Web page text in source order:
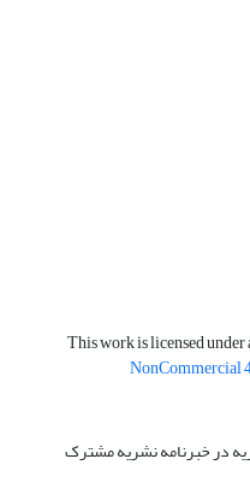
This work is licensed under
NonCommercial
در خبرنامه نشریه مشترک